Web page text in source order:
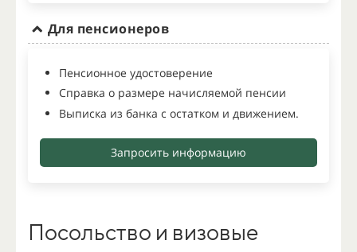
Для пенсионеров
Пенсионное удостоверение
Справка о размере начисляемой пенсии
Выписка из банка с остатком и движением.
Запросить информацию
Посольство и визовые